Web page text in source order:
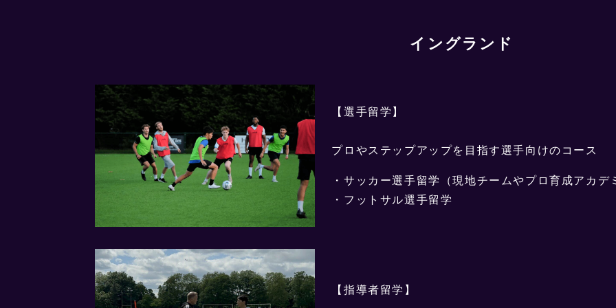
イングランド
【選手留学】
プロやステップアップを目指す選手向けのコース
・サッカー選手留学（現地チームやプロ育成アカデ
・フットサル選手留学
【指導者留学】